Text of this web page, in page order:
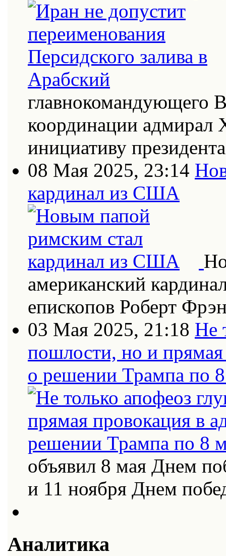
главнокомандующего
координации адмирал
инициативу
08 Мая 2025, 23:14
кардинал из США
американский
епископов Роберт
03 Мая 2025, 21:18 Не
пошлости, но и
о решении Трампа по
объявил 8 мая Днем
и 11 ноября Днем
Аналитика